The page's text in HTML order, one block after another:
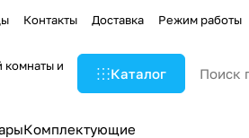
Контакты Доставка Режим работы
комнаты и
Каталог
Комплектующие